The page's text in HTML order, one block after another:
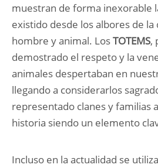
muestran de forma inexorable
existido desde los albores de
hombre y animal. LosTOTEMS,
demostrado el respeto y la
animales despertaban en
llegando a considerarlos
representado clanes y familias
historia siendo un elemento
Incluso en la actualidad se